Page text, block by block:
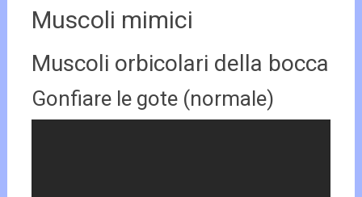
Muscoli mimici
Muscoli orbicolari della bocca
Gonfiare le gote (normale)